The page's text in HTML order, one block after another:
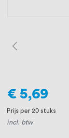
€ 5,69
Prijs per 20 stuks
incl. btw